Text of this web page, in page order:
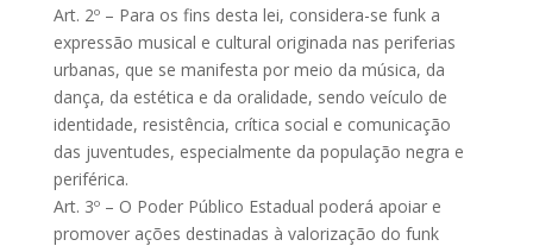
Art. 2º – Para os fins desta lei, considera-se funk a
expressão musical e cultural originada nas periferias
urbanas, que se manifesta por meio da música, da
dança, da estética e da oralidade, sendo veículo de
identidade, resistência, crítica social e comunicação
das juventudes, especialmente da população negra e
periférica.
Art. 3º – O Poder Público Estadual poderá apoiar e
promover ações destinadas à valorização do funk